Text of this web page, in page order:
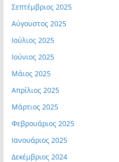
Σεπτέμβριος 2025
Αύγουστος 2025
Ιούλιος 2025
Ιούνιος 2025
Μάιος 2025
Απρίλιος 2025
Μάρτιος 2025
Φεβρουάριος 2025
Ιανουάριος 2025
Δεκέμβριος 2024